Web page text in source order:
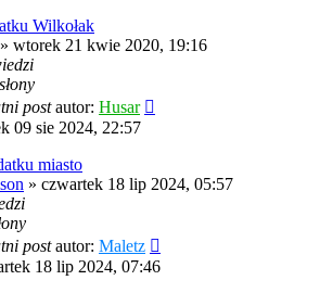
Wilkołak
» wtorek 21 kwie 2020, 19:16
postautor: Husar
09 sie 2024, 22:57
miasto
» czwartek 18 lip 2024, 05:57
postautor: Maletz
18 lip 2024, 07:46